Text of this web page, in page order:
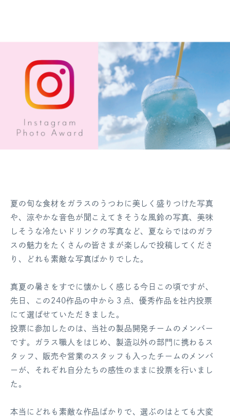
夏の旬な食材をガラスのうつわに美しく盛りつけた写真
や、涼やかな音色が聞こえてきそうな風鈴の写真、美味
しそうな冷たいドリンクの写真など、夏ならではのガラ
スの魅力をたくさんの皆さまが楽しんで投稿してくださ
り、どれも素敵な写真ばかりでした。
真夏の暑さをすでに懐かしく感じる今日この頃ですが、
先日、この240作品の中から３点、優秀作品を社内投票
にて選ばせていただきました。
投票に参加したのは、当社の製品開発チームのメンバー
です。ガラス職人をはじめ、製造以外の部門に携わるス
タッフ、販売や営業のスタッフも入ったチームのメンバ
ーが、それぞれ自分たちの感性のままに投票を行いまし
た。
本当にどれも素敵な作品ばかりで、選ぶのはとても大変